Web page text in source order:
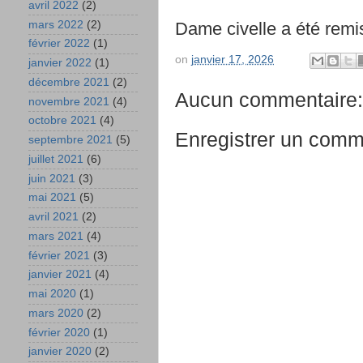
Dame civelle a été
on janvier 17, 2026
Aucun commentaire:
Enregistrer un
avril 2022 (2)
mars 2022 (2)
février 2022 (1)
janvier 2022 (1)
décembre 2021 (2)
novembre 2021 (4)
octobre 2021 (4)
septembre 2021 (5)
juillet 2021 (6)
juin 2021 (3)
mai 2021 (5)
avril 2021 (2)
mars 2021 (4)
février 2021 (3)
janvier 2021 (4)
mai 2020 (1)
mars 2020 (2)
février 2020 (1)
janvier 2020 (2)